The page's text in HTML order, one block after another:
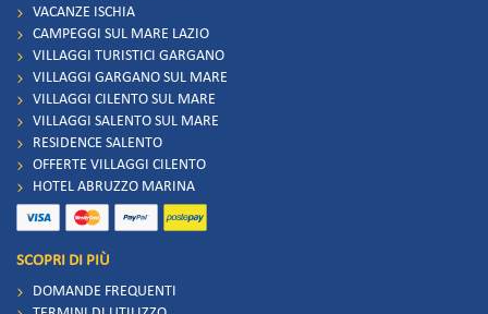
VACANZE ISCHIA
CAMPEGGI SUL MARE LAZIO
VILLAGGI TURISTICI GARGANO
VILLAGGI GARGANO SUL MARE
VILLAGGI CILENTO SUL MARE
VILLAGGI SALENTO SUL MARE
RESIDENCE SALENTO
OFFERTE VILLAGGI CILENTO
HOTEL ABRUZZO MARINA
SCOPRI DI PIÙ
DOMANDE FREQUENTI